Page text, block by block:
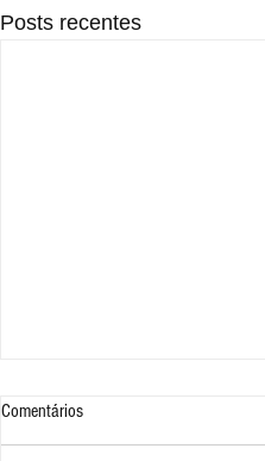
Posts recentes
Comentários